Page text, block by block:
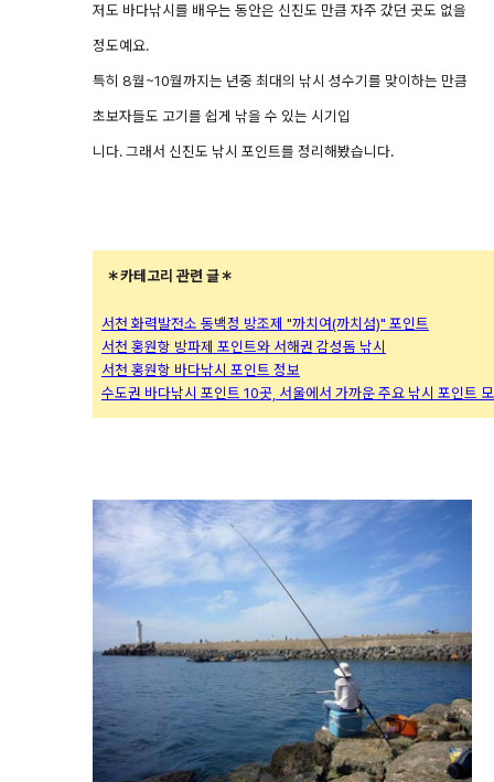
저도 바다낚시를 배우는 동안은 신진도 만큼 자주 갔던 곳도 없을
정도예요.
특히 8월~10월까지는 년중 최대의 낚시 성수기를 맞이하는 만큼
초보자들도 고기를 쉽게 낚을 수 있는 시기입
니다. 그래서 신진도 낚시 포인트를 정리해봤습니다.
＊카테고리 관련 글＊
서천 화력발전소 동백정 방조제 "까치여(까치섬)" 포인트
서천 홍원항 방파제 포인트와 서해권 감성돔 낚시
서천 홍원항 바다낚시 포인트 정보
수도권 바다낚시 포인트 10곳, 서울에서 가까운 주요 낚시 포인트